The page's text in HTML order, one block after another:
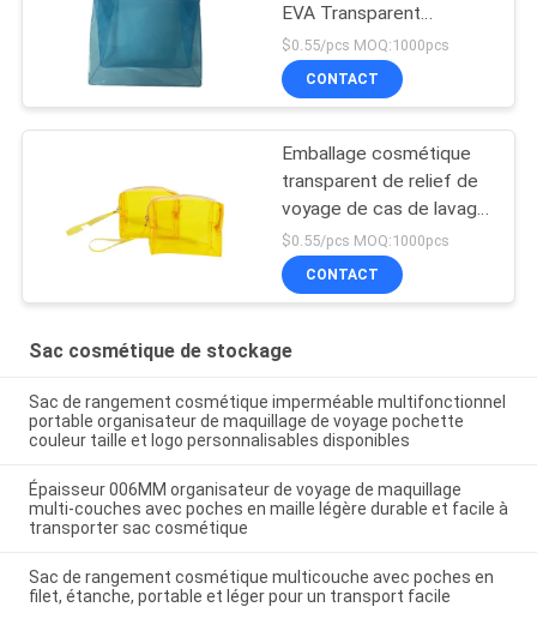
EVA Transparent
Cosmetic Travel Bag
$0.55/pcs MOQ:1000pcs
CONTACT
Emballage cosmétique
transparent de relief de
voyage de cas de lavage
de sac de stockage de
PVC TPU
$0.55/pcs MOQ:1000pcs
CONTACT
Sac cosmétique de stockage
Sac de rangement cosmétique imperméable multifonctionnel
portable organisateur de maquillage de voyage pochette
couleur taille et logo personnalisables disponibles
Épaisseur 006MM organisateur de voyage de maquillage
multi-couches avec poches en maille légère durable et facile à
transporter sac cosmétique
Sac de rangement cosmétique multicouche avec poches en
filet, étanche, portable et léger pour un transport facile